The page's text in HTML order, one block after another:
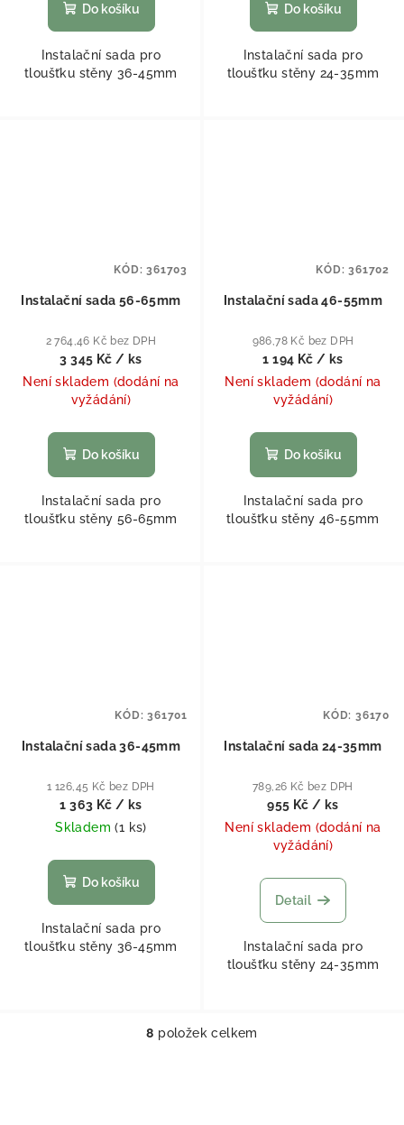
Do košíku
Instalační sada pro
tloušťku stěny 36-45mm
Do košíku
Instalační sada pro
tloušťku stěny 24-35mm
Instalační sada 56-65mm
2 764,46 Kč bez DPH
3 345 Kč / ks
Není skladem (dodání na
vyžádání)
Do košíku
Instalační sada pro
tloušťku stěny 56-65mm
KÓD:361703
Instalační sada 46-55mm
986,78 Kč bez DPH
1 194 Kč / ks
Není skladem (dodání na
vyžádání)
Do košíku
Instalační sada pro
tloušťku stěny 46-55mm
KÓD:361702
Instalační sada 36-45mm
1 126,45 Kč bez DPH
1 363 Kč / ks
Skladem(1 ks)
Do košíku
Instalační sada pro
tloušťku stěny 36-45mm
KÓD:361701
Instalační sada 24-35mm
789,26 Kč bez DPH
955 Kč/ ks
Není skladem (dodání na
vyžádání)
Detail
Instalační sada pro
tloušťku stěny 24-35mm
KÓD: 36170
Ovládací prvky výpisu
8 položek celkem